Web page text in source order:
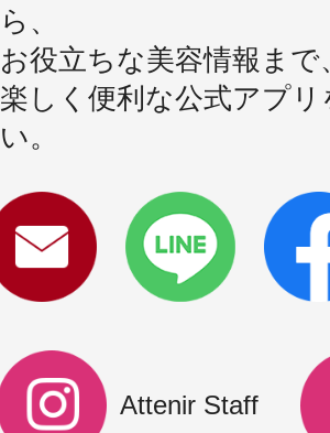
ら、
お役立ちな美容情報まで
楽しく便利な公式アプ
い。
Attenir Staff